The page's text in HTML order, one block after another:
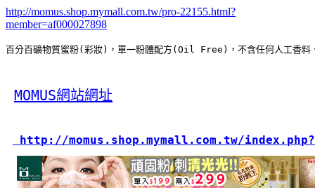
http://momus.shop.mymall.com.tw/pro-22155.html?
member=af000027898
百分百礦物質蜜粉(彩妝)，單一粉體配方(Oil Free)，不含任何人工香料
MOMUS網站網址
http://momus.shop.mymall.com.tw/